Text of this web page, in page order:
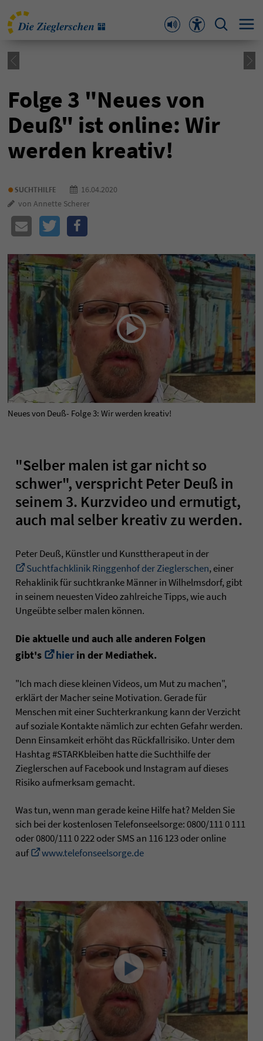
Folge 3 "Neues von
Deuß" ist online: Wir
werden kreativ!
• SUCHTHILFE
16.04.2020
von Annette Scherer
Neues von Deuß- Folge 3: Wir werden kreativ!
"Selber malen ist gar nicht so
schwer", verspricht Peter Deuß in
seinem 3. Kurzvideo und ermutigt,
auch mal selber kreativ zu werden.
Peter Deuß, Künstler und Kunsttherapeut in der
Suchtfachklinik Ringgenhof der Zieglerschen, einer
Rehaklinik für suchtkranke Männer in Wilhelmsdorf, gibt
in seinem neuesten Video zahlreiche Tipps, wie auch
Ungeübte selber malen können.
Die aktuelle und auch alle anderen Folgen
gibt's
hier in der Mediathek.
"Ich mach diese kleinen Videos, um Mut zu machen",
erklärt der Macher seine Motivation. Gerade für
Menschen mit einer Suchterkrankung kann der Verzicht
auf soziale Kontakte nämlich zur echten Gefahr werden.
Denn Einsamkeit erhöht das Rückfallrisiko. Unter dem
Hashtag #STARKbleiben hatte die Suchthilfe der
Zieglerschen auf Facebook und Instagram auf dieses
Risiko aufmerksam gemacht.
Was tun, wenn man gerade keine Hilfe hat? Melden Sie
sich bei der kostenlosen Telefonseelsorge: 0800/111 0 111
oder 0800/111 0 222 oder SMS an 116 123 oder online
auf
www.telefonseelsorge.de